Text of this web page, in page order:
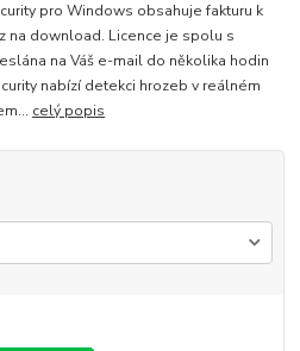
pro Windows obsahuje fakturu k
na download. Licence je spolu s
na Váš e-mail do několika hodin
nabízí detekci hrozeb v reálném
celý popis